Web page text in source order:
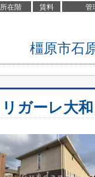
所在階 賃料 管
橿原市石
リガーレ大